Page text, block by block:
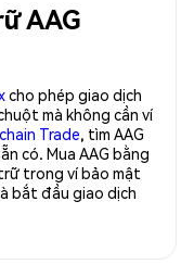
AAG
cho phép giao dịch
mà không cần ví
Trade, tìm AAG
có. Mua AAG bằng
trong ví bảo mật
bắt đầu giao dịch